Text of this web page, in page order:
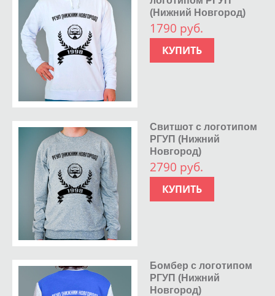
(Нижний Новгород)
1790 руб.
КУПИТЬ
Свитшот с логотипом
РГУП (Нижний
Новгород)
2790 руб.
КУПИТЬ
Бомбер с логотипом
РГУП (Нижний
Новгород)